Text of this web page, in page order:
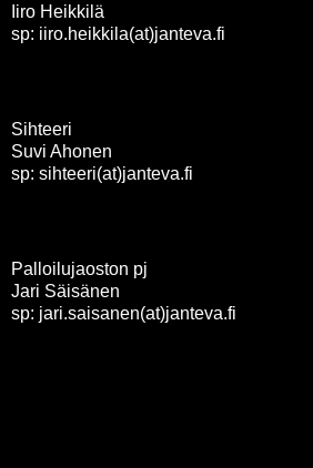
Iiro Heikkilä
sp: iiro.heikkila(at)janteva.fi
Sihteeri
Suvi Ahonen
sp: sihteeri(at)janteva.fi
Palloilujaoston pj
Jari Säisänen
sp: jari.saisanen(at)janteva.fi